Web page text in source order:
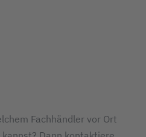
Fachhändler vor Ort